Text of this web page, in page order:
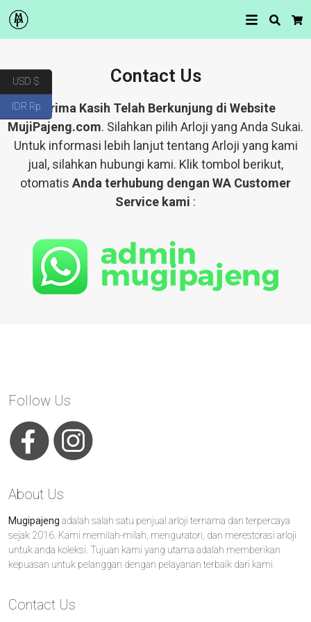
Search
Contact Us
Terima Kasih Telah Berkunjung di Website
MujiPajeng.com. Silahkan pilih Arloji yang Anda Sukai.
Untuk informasi lebih lanjut tentang Arloji yang kami
jual, silahkan hubungi kami. Klik tombol berikut,
otomatis Anda terhubung dengan WA Customer
Service kami :
Follow Us
About Us
Mugipajeng adalah salah satu penjual arloji ternama dan terpercaya
sejak 2016. Kami memilah-milah, menguratori, dan merestorasi arloji
untuk anda koleksi. Tujuan kami yang utama adalah memberikan
kepuasan untuk pelanggan dengan pelayanan terbaik dari kami.
Contact Us
USD $
IDR Rp